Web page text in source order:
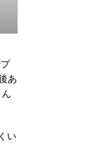
あ
い